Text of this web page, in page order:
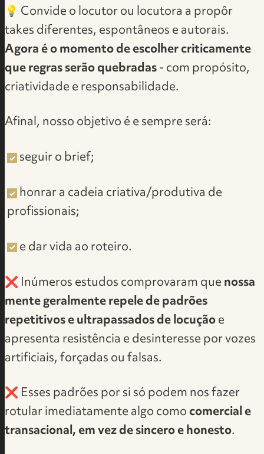
💡 Convide o locutor ou locutora a propôr
takes diferentes, espontâneos e autorais.
Agora é o momento de escolher criticamente
que regras serão quebradas- com propósito,
criatividade e responsabilidade.
Afinal, nosso objetivo é e sempre será:
seguir o brief;
honrar a cadeia criativa/produtiva de
profissionais;
e dar vida ao roteiro.
❌ ​Inúmeros estudos comprovaram quenossa
mente geralmente repele de padrões
repetitivos e ultrapassados de locuçãoe
apresenta resistência e desinteresse por vozes
artificiais, forçadas ou falsas.
❌ Esses padrões por si só podem nos fazer
rotular imediatamente algo comocomercial e
transacional, em vez de sincero e honesto.